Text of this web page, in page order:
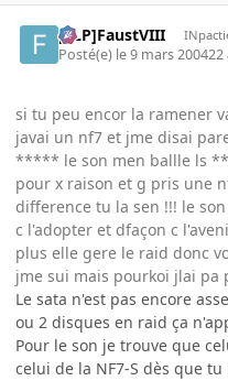
[FLP]FaustVIII
Posté(e) le 9 mars 200422
si tu peu encor la ramener
javai un nf7 et jme disai
***** le son men ballle ls
pour x raison et g pris une
difference tu la sen !!! le
c l'adopter et dfaçon c
plus elle gere le raid donc
jme sui mais pourkoi jlai pa
Le sata n'est pas encore
ou 2 disques en raid ça
Pour le son je trouve que
celui de la NF7-S dès que